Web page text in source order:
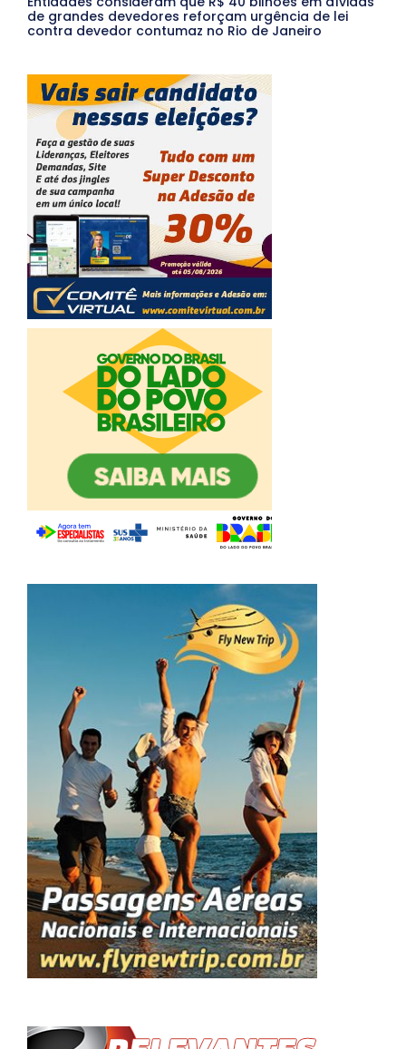
de grandes devedores reforçam urgência de lei
contra devedor contumaz no Rio de Janeiro